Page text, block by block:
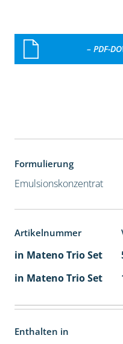
– PDF-
Formulierung
Emulsionskonzentrat
Artikelnummer
in Mateno Trio Set
in Mateno Trio Set
Enthalten in